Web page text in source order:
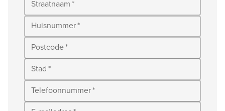
Straatnaam *
Huisnummer*
Postcode*
Stad *
Telefoonnummer*